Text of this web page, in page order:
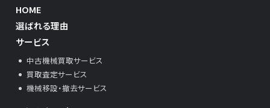
HOME
選ばれる理由
サービス
中古機械買取サービス
買取査定サービス
機械移設・撤去サービス